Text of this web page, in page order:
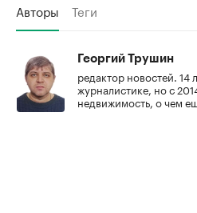
Авторы Теги
Георгий Трушин
редактор новостей. 14
журналистике, но с
недвижимость, о чем